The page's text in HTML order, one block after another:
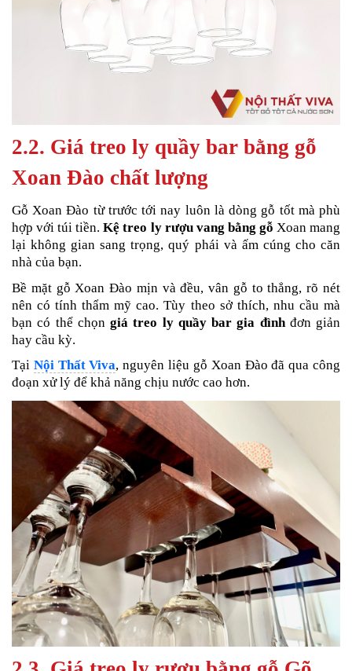
2.2. Giá treo ly quầy bar bằng gỗ
Xoan Đào chất lượng
Gỗ Xoan Đào từ trước tới nay luôn là dòng gỗ tốt mà phù
hợp với túi tiền.Kệ treo ly rượu vang bằng gỗ Xoan mang
lại không gian sang trọng, quý phái và ấm cúng cho căn
nhà của bạn.
Bề mặt gỗ Xoan Đào mịn và đều, vân gỗ to thẳng, rõ nét
nên có tính thẩm mỹ cao. Tùy theo sở thích, nhu cầu mà
bạn có thể chọn giá treo ly quầy bar gia đìnhđơn giản
hay cầu kỳ.
Tại Nội Thất Viva, nguyên liệu gỗ Xoan Đào đã qua công
đoạn xử lý để khả năng chịu nước cao hơn.